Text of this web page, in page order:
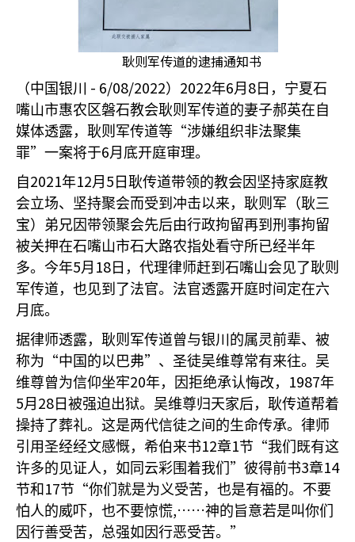
耿则军传道的逮捕通知书
（中国银川 - 6/08/2022） 2022年6月 8 日，宁夏石
嘴山市惠农区磐石教会耿则军传道的妻子郝英在自
媒体透露，耿则军传道等 “涉嫌组织非法聚集
罪” 一案将于6月底开庭审理。
自 2021年12月 5 日耿传道带领的教会因坚持家庭教
会立场、坚持聚会而受到冲击以来，耿则军（耿三
宝）弟兄因带领聚会先后由行政拘留再到刑事拘留
被关押在石嘴山市石大路农指处看守所已经半年
多。今年5月 18 日，代理律师赶到石嘴山会见了耿则
军传道，也见到了法官。法官透露开庭时间定在六
月底。
据律师透露，耿则军传道曾与银川的属灵前辈、被
称为 “中国的以巴弗” 、圣徒吴维尊常有来往。吴
维尊曾为信仰坐牢20年，因拒绝承认悔改， 1987年
5月 28 日被强迫出狱。吴维尊归天家后，耿传道帮着
操持了葬礼。这是两代信徒之间的生命传承。律师
引用圣经经文感慨，希伯来书12章1节 “我们既有这
许多的见证人，如同云彩围着我们 ” 彼得前书3章14
节和 17节 “你们就是为义受苦，也是有福的。不要
怕人的威吓，也不要惊慌,……神的旨意若是叫你们
因行善受苦，总强如因行恶受苦。 ”